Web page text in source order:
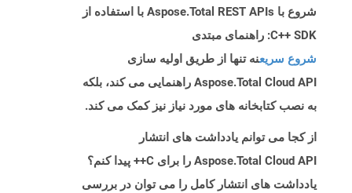
شروع با Aspose.Total REST APIs با استفاده از
C++ SDK: راهنمای مبتدی
شروع سریعنه تنها از طریق اولیه سازی
Aspose.Total Cloud API راهنمایی می کند، بلکه
به نصب کتابخانه های مورد نیاز نیز کمک می کند.
از کجا می توانم یادداشت های انتشار
Aspose.Total Cloud API را برای C++ پیدا کنم؟
یادداشت های انتشار کامل را می توان در بررسی